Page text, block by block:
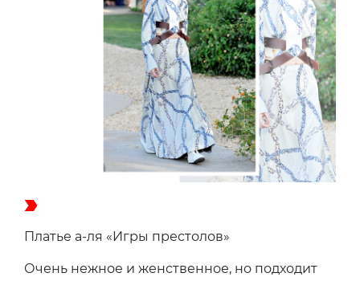
Платье а-ля «Игры престолов»
Очень нежное и женственное, но подходит